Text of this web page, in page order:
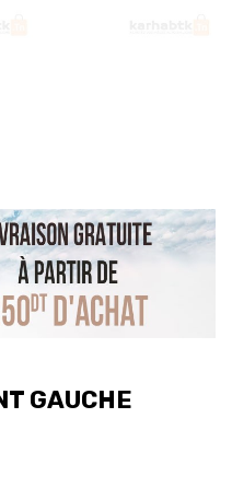
GAUCHE